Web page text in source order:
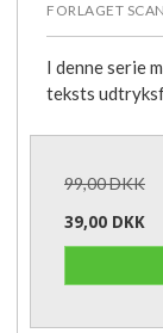
FORLAGET
I denne serie
teksts
99,00 DKK
39,00 DKK